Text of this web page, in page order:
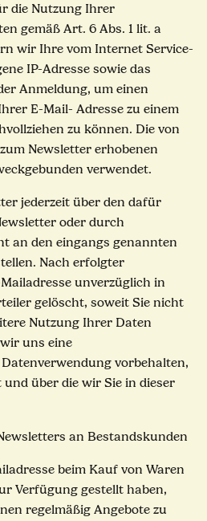
die Nutzung Ihrer
gemäß Art. 6 Abs. 1 lit. a
wir Ihre vom Internet Service-
IP-Adresse sowie das
Anmeldung, um einen
E-Mail- Adresse zu einem
zu können. Die von
Newsletter erhobenen
verwendet.
jederzeit über den dafür
oder durch
an den eingangs genannten
Nach erfolgter
unverzüglich in
gelöscht, soweit Sie nicht
Nutzung Ihrer Daten
uns eine
vorbehalten,
über die wir Sie in dieser
an Bestandskunden
beim Kauf von Waren
Verfügung gestellt haben,
regelmäßig Angebote zu